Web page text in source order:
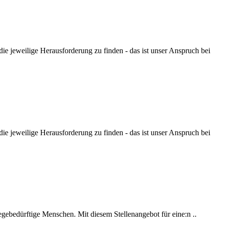
jeweilige Herausforderung zu finden - das ist unser Anspruch bei
jeweilige Herausforderung zu finden - das ist unser Anspruch bei
Menschen. Mit diesem Stellenangebot für eine:n ..